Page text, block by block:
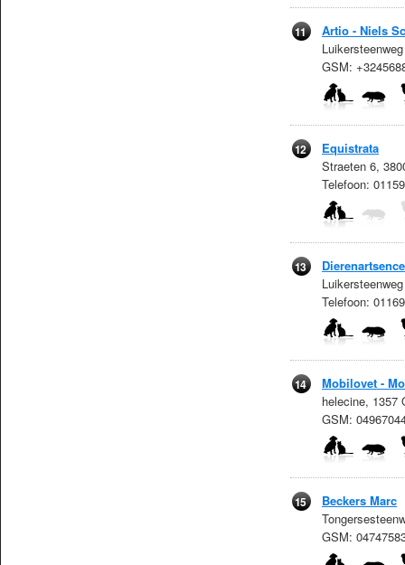
11
Artio - Niels
GSM:
12
Equistrata
Straeten 6,
Telefoon:
13
Telefoon:
14
Mobilovet -
helecine, 1357
GSM:
15
Beckers Marc
GSM: